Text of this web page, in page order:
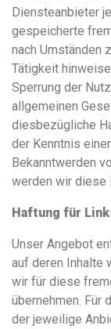
Diensteanbieter
gespeicherte
nach Umständen
Tätigkeit
Sperrung der
allgemeinen
diesbezügliche
der Kenntnis
Bekanntwerden
werden wir diese
Haftung für
Unser Angebot
auf deren Inhalte
wir für diese
übernehmen. Für
der jeweilige